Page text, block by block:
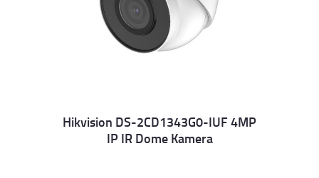
Details
Hikvision DS-2CD1343G0-IUF 4MP
IP IR Dome Kamera